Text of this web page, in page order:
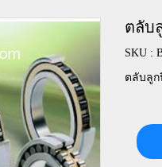
ตลับ
SKU :
ตลับลูก